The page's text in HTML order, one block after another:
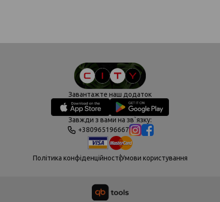
Завантажте наш додаток
Завжди з вами на зв`язку:
+380965196667
Політика конфіденційностіУмови користування